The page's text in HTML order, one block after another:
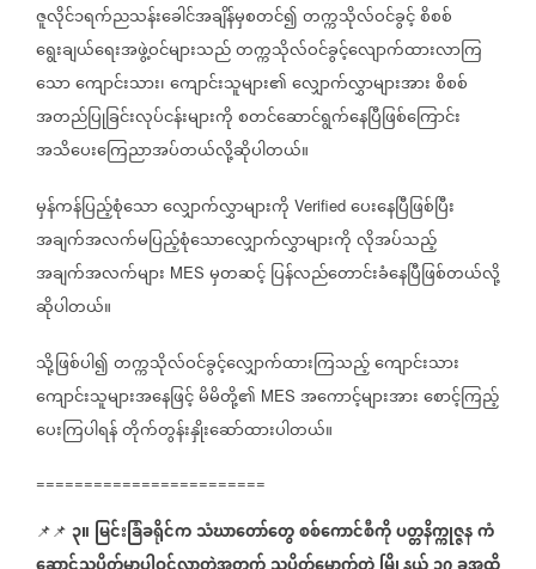
ဇူလိုင်၁ရက်ညသန်းခေါင်အချိန်မှစတင်၍တက္ကသိုလ်ဝင်ခွင့်စိစစ်
ရွေးချယ်ရေးအဖွဲ့ဝင်များသည်တက္ကသိုလ်ဝင်ခွင့်လျောက်ထားလာကြ
သောကျောင်းသား၊ကျောင်းသူများ၏လျှောက်လွှာများအားစိစစ်
အတည်ပြုခြင်းလုပ်ငန်းများကိုစတင်ဆောင်ရွက်နေပြီဖြစ်ကြောင်း
အသိပေးကြေညာအပ်တယ်လို့ဆိုပါတယ်။
မှန်ကန်ပြည့်စုံသောလျှောက်လွှာများကို Verified ပေးနေပြီဖြစ်ပြီး
အချက်အလက်မပြည့်စုံသောလျှောက်လွှာများကိုလိုအပ်သည့်
အချက်အလက်များ MES မှတဆင့်ပြန်လည်တောင်းခံနေပြီဖြစ်တယ်လို့
ဆိုပါတယ်။
သို့ဖြစ်ပါ၍တက္ကသိုလ်ဝင်ခွင့်လျှောက်ထားကြသည့်ကျောင်းသား
ကျောင်းသူများအနေဖြင့်မိမိတို့၏ MES အကောင့်များအားစောင့်ကြည့်
ပေးကြပါရန်တိုက်တွန်းနှိုးဆော်ထားပါတယ်။
========================
📌📌 ၃။ မြင်းခြံခရိုင်ကသံဃာတော်တွေစစ်ကောင်စီကိုပတ္တနိက္ကုဇ္ဇနကံ